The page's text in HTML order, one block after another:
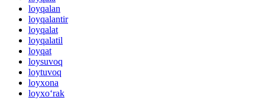
loyqalan
loyqalantir
loyqalat
loyqalatil
loyqat
loysuvoq
loytuvoq
loyxona
loyxo‘rak